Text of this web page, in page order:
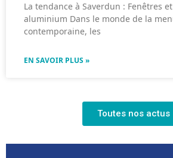
La tendance à Saverdun : Fenêtres
aluminium Dans le monde de la
contemporaine, les
EN SAVOIR PLUS »
Toutes nos actus